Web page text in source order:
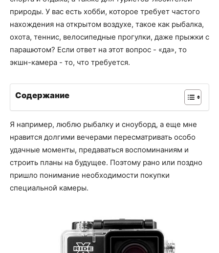
природы. У вас есть хобби, которое требует частого
нахождения на открытом воздухе, такое как рыбалка,
охота, теннис, велосипедные прогулки, даже прыжки с
парашютом? Если ответ на этот вопрос - «да», то
экшн-камера - то, что требуется.
Содержание
Я например, люблю рыбалку и сноуборд, а еще мне
нравится долгими вечерами пересматривать особо
удачные моменты, предаваться воспоминаниям и
строить планы на будущее. Поэтому рано или поздно
пришло понимание необходимости покупки
специальной камеры.